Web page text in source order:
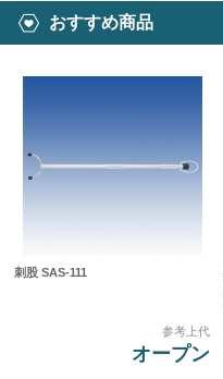
おすすめ商品
刺股 SAS-111
参考上代
オープン